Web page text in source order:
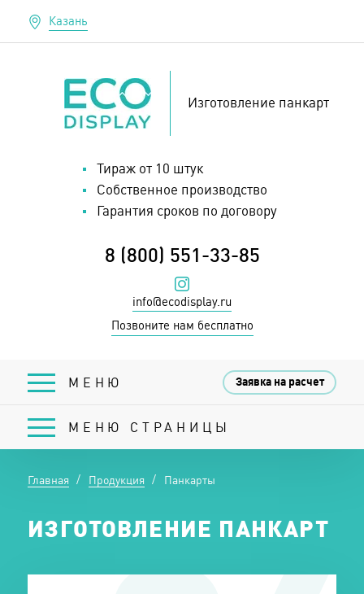
Казань
Изготовление панкарт
Тираж от 10 штук
Собственное производство
Гарантия сроков по договору
8 (800) 551-33-85
Наш инстаграм
info@ecodisplay.ru
Позвоните нам бесплатно
Заявка на расчет
МЕНЮ СТРАНИЦЫ
Главная Продукция Панкарты
ИЗГОТОВЛЕНИЕ ПАНКАРТ